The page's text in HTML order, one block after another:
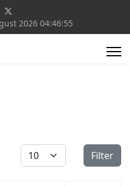
2026 04:46:55
Display # Filter